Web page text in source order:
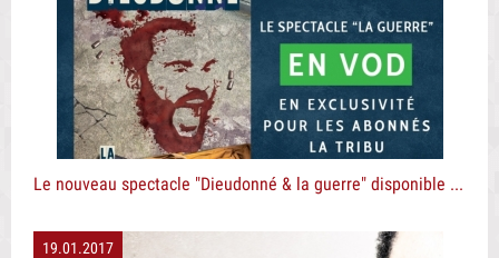
Le nouveau spectacle "Dieudonné & la guerre" disponible en VOD pour les abonnés
19.01.2017